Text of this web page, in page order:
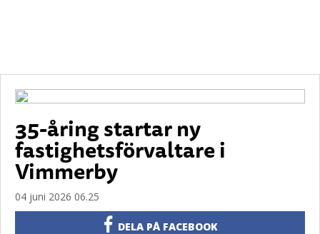
35-åring startar ny
fastighetsförvaltare i
Vimmerby
04 juni 2026 06.25
DELA PÅ FACEBOOK